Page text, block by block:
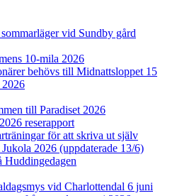
vid Sundby gård
10-mila 2026
behövs till Midnattsloppet 15
2026
till Paradiset 2026
reserapport
för att skriva ut själv
2026 (uppdaterade 13/6)
Huddingedagen
vid Charlottendal 6 juni